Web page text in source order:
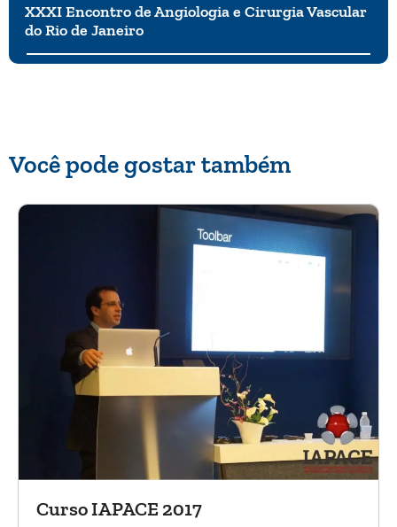
XXXI Encontro de Angiologia e Cirurgia Vascular
do Rio de Janeiro
Você pode gostar também
Curso IAPACE 2017